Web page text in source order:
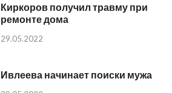
Киркоров получил травму при
ремонте дома
29.05.2022
Ивлеева начинает поиски мужа